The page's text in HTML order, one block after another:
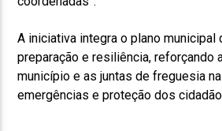
A iniciativa integra o plano municipal
preparação e resiliência, reforçando
município e as juntas de freguesia
emergências e proteção dos